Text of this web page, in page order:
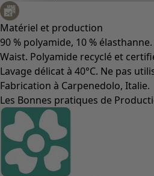
Matériel et production
90 % polyamide, 10 %
Waist. Polyamide recyclé et
Lavage délicat à 40°C. Ne pas
Fabrication à Carpenedolo, Italie.
Les Bonnes pratiques de